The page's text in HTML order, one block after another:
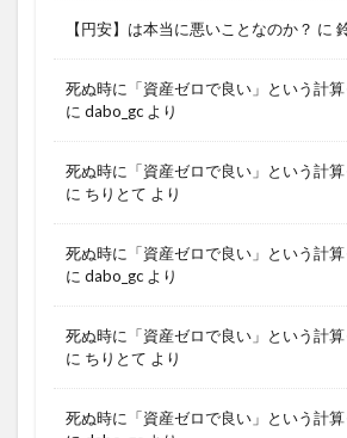
【円安】は本当に悪いことなのか？ に
死ぬ時に「資産ゼロで良い」という計
に dabo_gc より
死ぬ時に「資産ゼロで良い」という計
に ちりとて より
死ぬ時に「資産ゼロで良い」という計
に dabo_gc より
死ぬ時に「資産ゼロで良い」という計
に ちりとて より
死ぬ時に「資産ゼロで良い」という計